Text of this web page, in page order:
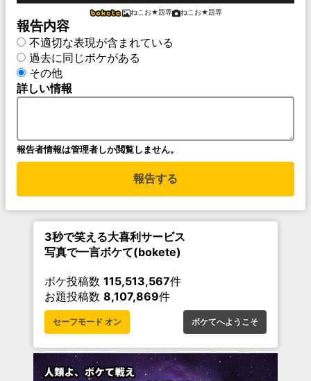
ねこお★題専 ねこお★題専
報告内容
不適切な表現が含まれている
過去に同じボケがある
その他
詳しい情報
報告者情報は管理者しか閲覧しません。
報告する
3秒で笑える大喜利サービス
写真で一言ボケて(bokete)
ボケ投稿数 115,513,567件
お題投稿数 8,107,869件
セーフモード オン ボケてへようこそ